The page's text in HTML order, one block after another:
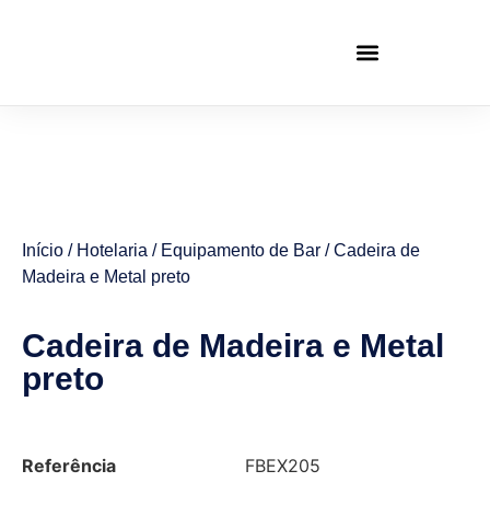
Início / Hotelaria / Equipamento de Bar / Cadeira de
Madeira e Metal preto
Cadeira de Madeira e Metal
preto
Referência FBEX205